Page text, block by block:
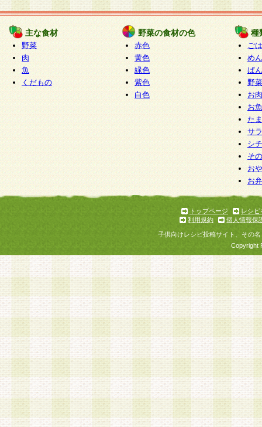
主な食材
野菜
肉
魚
くだもの
野菜の食材の色
赤色
黄色
緑色
紫色
白色
種
ご
めん
ぱん
野
お
お
た
サ
シ
そ
お
お
トップページ
レシピ
利用規約
個人情報保
子供向けレシピ投稿サイト、その
Copyright